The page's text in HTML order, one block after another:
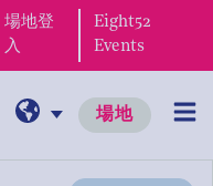
場地登
入
Eight52
Events
場地